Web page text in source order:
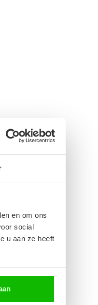
en om ons
social
u aan ze heeft